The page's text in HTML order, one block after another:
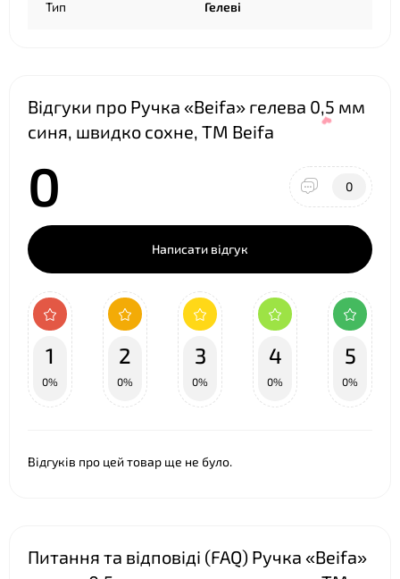
Тип Гелеві
Відгуки про Ручка «Beifa» гелева 0,5 мм
синя, швидко сохне, ТМ Beifa
0 0
Написати відгук
1
0%
2
0%
3
0%
4
0%
5
0%
Відгуків про цей товар ще не було.
Питання та відповіді (FAQ) Ручка «Beifa»
❤